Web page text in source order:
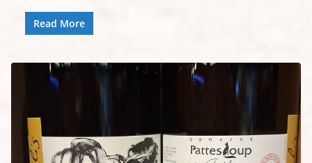
Read More